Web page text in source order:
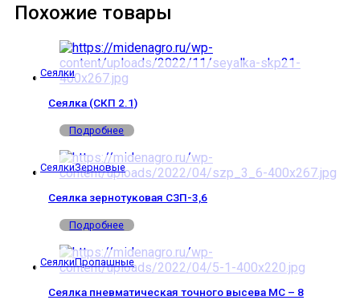
Похожие товары
Сеялки
Сеялка (СКП 2.1)
Подробнее
СеялкиЗерновые
Сеялка зернотуковая СЗП-3,6
Подробнее
СеялкиПропашные
Сеялка пневматическая точного высева МС – 8